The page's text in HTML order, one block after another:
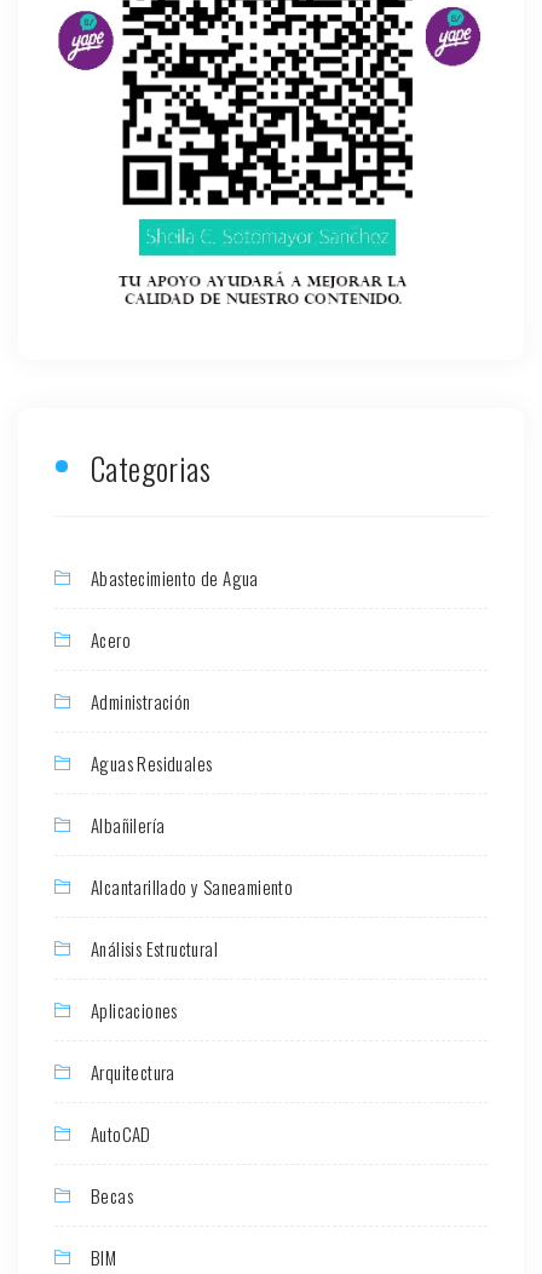
Categorias
Abastecimiento de Agua
Acero
Administración
Aguas Residuales
Albañilería
Alcantarillado y Saneamiento
Análisis Estructural
Aplicaciones
Arquitectura
AutoCAD
Becas
BIM